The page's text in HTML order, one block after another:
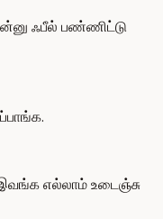
ஃபீல் பண்ணிட்டு
எல்லாம் உடைஞ்சு